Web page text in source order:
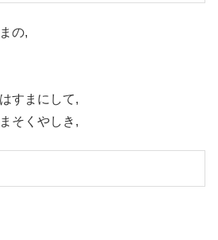
の,
すまにして,
そくやしき,